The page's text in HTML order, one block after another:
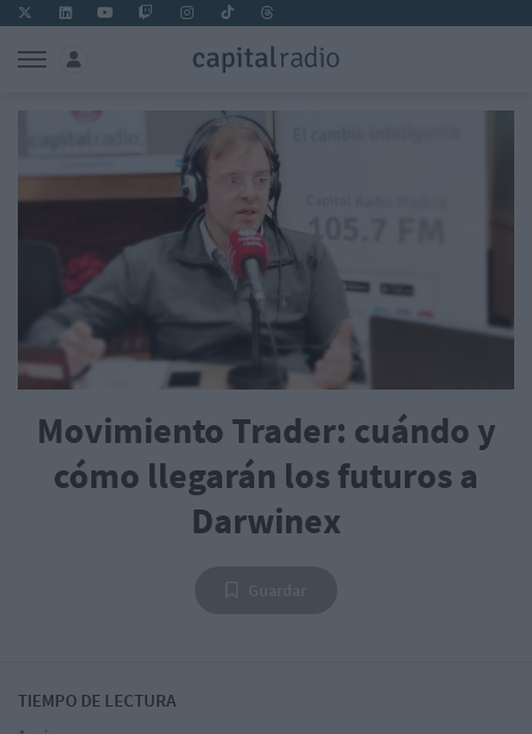
Movimiento Trader: cuándo y
cómo llegarán los futuros a
Darwinex
TIEMPO DE LECTURA